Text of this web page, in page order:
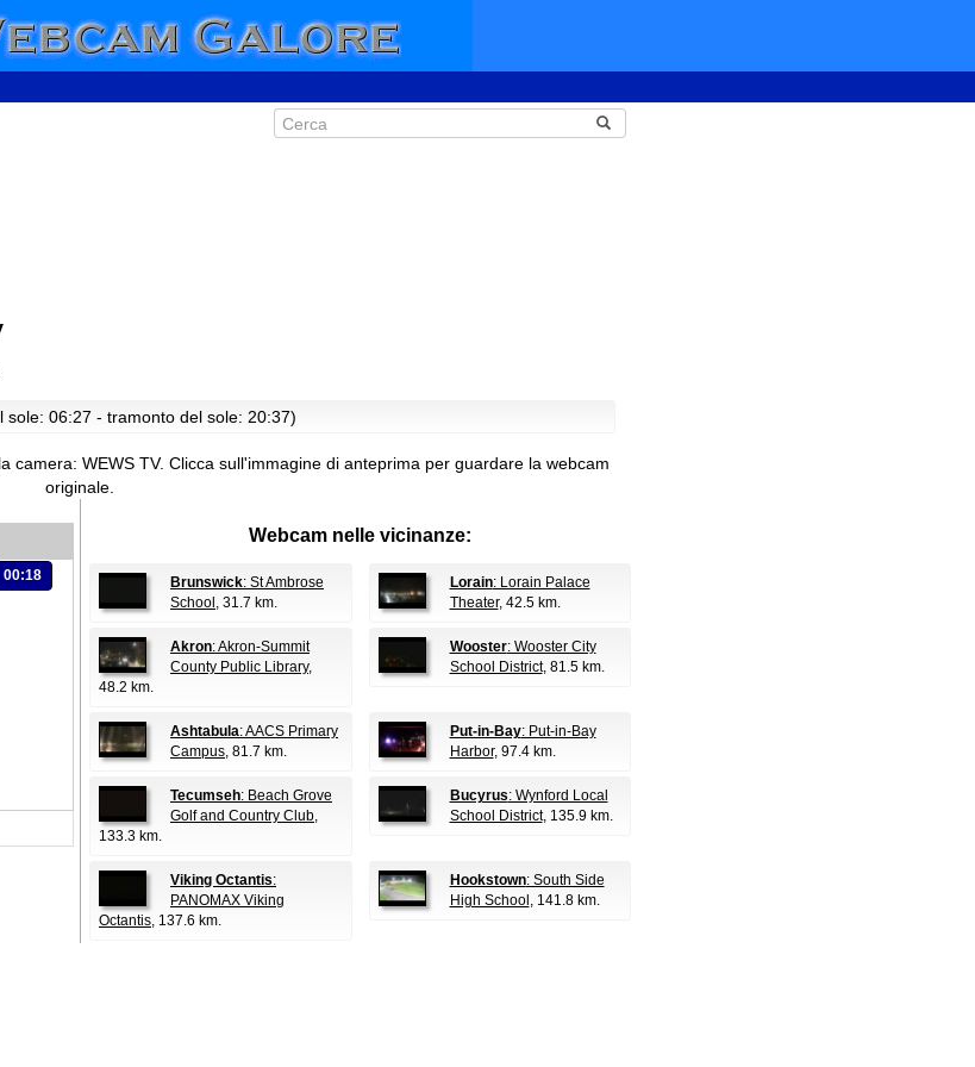
06:27 - tramonto del sole: 20:37)
camera: WEWS TV. Clicca sull'immagine di anteprima per guardare la webcam
originale.
00:18
Webcam nelle vicinanze:
Brunswick: St Ambrose
School , 31.7 km.
Lorain: Lorain Palace
Theater, 42.5 km.
Akron: Akron-Summit
County Public Library,
48.2 km.
Wooster: Wooster City
School District, 81.5 km.
Ashtabula: AACS Primary
Campus, 81.7 km.
Put-in-Bay: Put-in-Bay
Harbor, 97.4 km.
Tecumseh: Beach Grove
Golf and Country Club,
133.3 km.
Bucyrus: Wynford Local
School District, 135.9 km.
Viking Octantis:
PANOMAX Viking
Octantis, 137.6 km.
Hookstown: South Side
High School , 141.8 km.